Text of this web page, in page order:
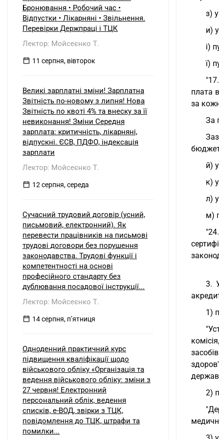
з)
и)
і)
ї)
плата
за
За
й)
к)
л)
м)
3.
1)
2)
Бронювання • Робочий час •
Відпустки • Лікарняні • Звільнення.
Перевірки Держпраці і ТЦК
Лектор: Мойсеєнко Т.
11 серпня, вівторок
Великі зарплатні зміни! Зарплатна
Звітність по-новому з липня! Нова
Звітність по квоті 4% та внеску за її
невиконання! Зміни Середня
зарплата: критичність, лікарняні,
відпускні. ЄСВ, ПДФО, індексація
зарплати
Лектор: Мойсеєнко Т.
12 серпня, середа
Сучасний трудовий договір (усний,
письмовий, електронний). Як
перевести працівників на письмові
трудові договори без порушення
законодавства. Трудові функції і
компетентності на основі
професійного стандарту без
дублювання посадової інструкції...
Лектор: Мойсеєнко Т.
14 серпня, пʼятниця
Одноденний практичний курс
підвищення кваліфікації щодо
військового обліку «Організація та
ведення військового обліку: зміни з
27 червня! Електронний
персональний облік, ведення
списків, е-ВОД, звірки з ТЦК,
повідомлення до ТЦК, штрафи та
помилки...